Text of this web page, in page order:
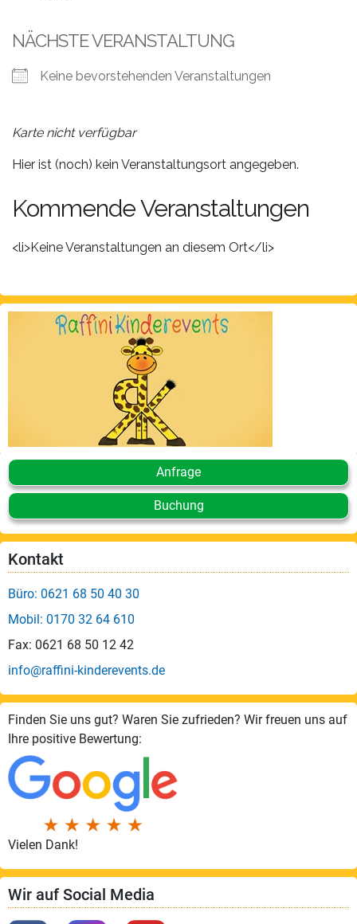
Über
Partner/Links
NÄCHSTE VERANSTALTUNG
Keine bevorstehenden Veranstaltungen
Karte nicht verfügbar
Hier ist (noch) kein Veranstaltungsort angegeben.
Kommende Veranstaltungen
<li>Keine Veranstaltungen an diesem Ort</li>
Anfrage
Buchung
Kontakt
Büro: 0621 68 50 40 30
Mobil: 0170 32 64 610
Fax: 0621 68 50 12 42
info@raffini-kinderevents.de
Finden Sie uns gut? Waren Sie zufrieden? Wir freuen uns auf
Ihre positive Bewertung:
Vielen Dank!
Wir auf Social Media